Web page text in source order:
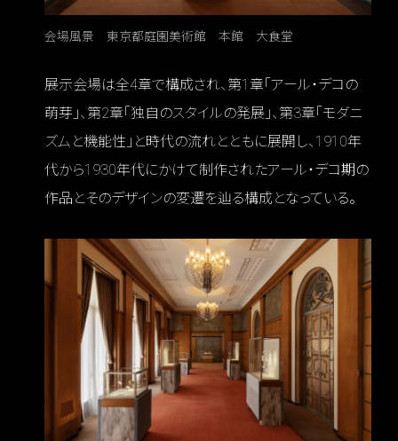
会場風景 東京都庭園美術館 本館 大食堂
展示会場は全4章で構成され、第1章「アール・デコの
萌芽」、第2章「独自のスタイルの発展」、第3章「モダニ
ズムと機能性」と時代の流れとともに展開し、1910年
代から1930年代にかけて制作されたアール・デコ期の
作品とそのデザインの変遷を辿る構成となっている。